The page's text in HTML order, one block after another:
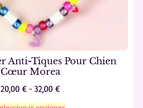
Anti-Tiques Pour Chien
Cœur Morea
20,00 € - 32,00 €